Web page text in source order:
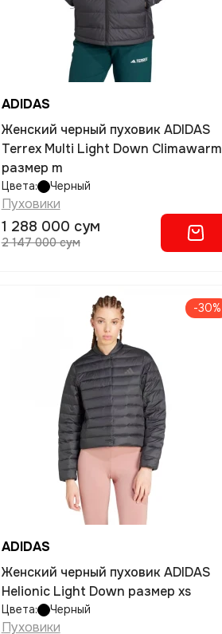
ADIDAS
Женский черный пуховик ADIDAS
Terrex Multi Light Down Climawarm
размер m
Цвета: Черный
Пуховики
1 288 000 сум
2 147 000 сум
-30%
ADIDAS
Женский черный пуховик ADIDAS
Helionic Light Down размер xs
Цвета: Черный
Пуховики